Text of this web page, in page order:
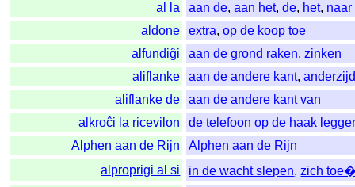
al la
aan de,aan het,de, het, naar
aldone
extra,op de koop toe
alfundiĝi
aan de grond raken,zinken
aliflanke
aan de andere kant,
aliflanke de
aan de andere kant van
alkroĉi la ricevilon
de telefoon op de haak
Alphen aan de Rijn
Alphen aan de Rijn
alproprigi al si
in de wacht slepen,zich